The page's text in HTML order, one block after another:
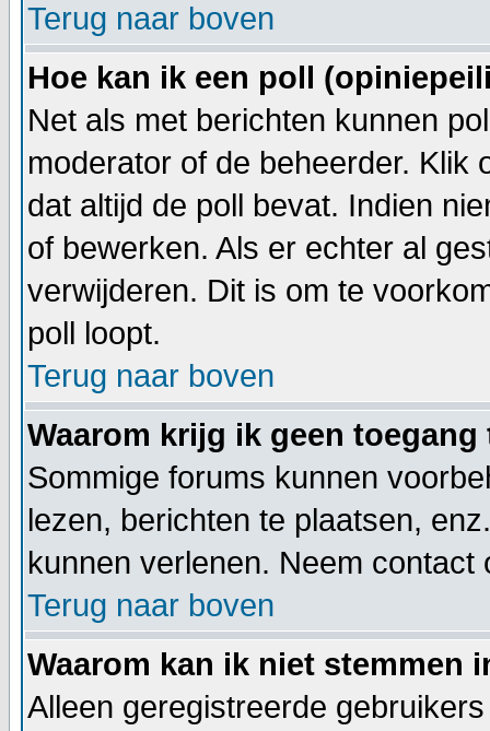
Terug naar boven
Hoe kan ik een poll
Net als met berichten kunnen
moderator of de beheerder.
dat altijd de poll bevat. Indien
of bewerken. Als er echter al
verwijderen. Dit is om te
poll loopt.
Terug naar boven
Waarom krijg ik geen
Sommige forums kunnen
lezen, berichten te plaatsen,
kunnen verlenen. Neem contact
Terug naar boven
Waarom kan ik niet stemmen
Alleen geregistreerde